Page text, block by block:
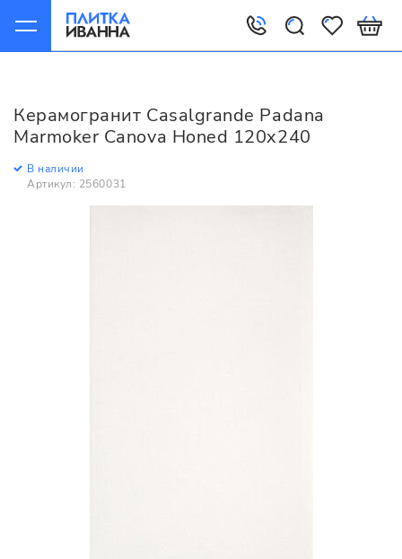
Casalgrande Padana Marmoker Canova Honed 120x240
Керамогранит Casalgrande Padana
Marmoker Canova Honed 120x240
В наличии
Артикул: 2560031